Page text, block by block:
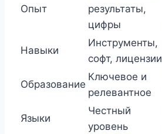
Опыт
результаты,
цифры
Навыки
Инструменты,
софт, лицензии
Образование
Ключевое и
релевантное
Языки
Честный
уровень